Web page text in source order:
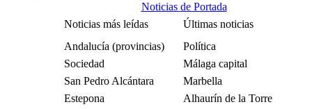
Noticias de Portada
Noticias más leídas
Últimas noticias
Andalucía (provincias)
Política
Sociedad
Málaga capital
San Pedro Alcántara
Marbella
Estepona
Alhaurín de la Torre